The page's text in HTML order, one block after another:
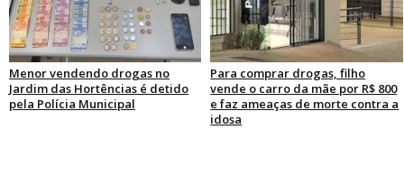
Menor vendendo drogas no
Jardim das Hortências é detido
pela Polícia Municipal
Para comprar drogas, filho
vende o carro da mãe por R$ 800
e faz ameaças de morte contra a
idosa